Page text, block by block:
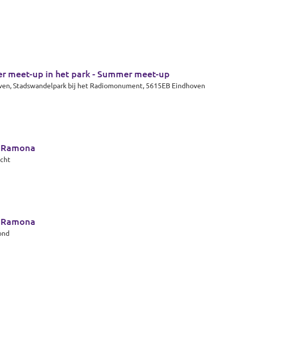
meet-up in het park - Summer meet-up
Stadswandelpark bij het Radiomonument, 5615EB Eindhoven